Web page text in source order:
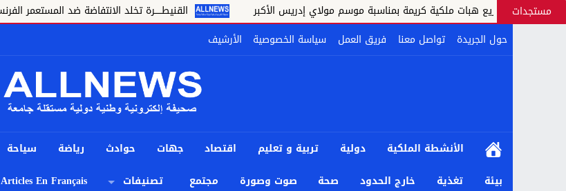
مستجدات
توزيع هبات ملكية كريمة بمناسبة موسم مولاي إدريس الأكبر القنيطـــــرة تخلد الانتفاضة ضد المستعمر الفرنسي أيام 7 و8 و9 غشت 1954.
حول الجريدة
تواصل معنا فريق العمل سياسة الخصوصية الأرشيف
الأنشطة الملكية دولية تربية و تعليم اقتصاد جهات حوادث رياضة سياحة
بيئة
تغذية خارج الحدود صحة صوت وصورة مجتمع تصنيفات Articles En Français